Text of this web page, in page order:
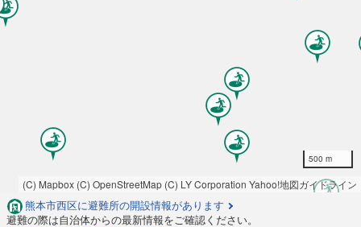
500 m
(C) Mapbox (C) OpenStreetMap (C) LY Corporation Yahoo!地図ガイドライン
熊本市西区に避難所の開設情報があります
避難の際は自治体からの最新情報をご確認ください。